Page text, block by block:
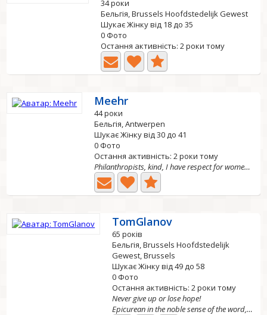
34 роки
Бельгія, Brussels Hoofdstedelijk Gewest
Шукає Жінку від 18 до 35
0 Фото
Остання активність: 2 роки тому
Meehr
44 роки
Бельгія, Antwerpen
Шукає Жінку від 30 до 41
0 Фото
Остання активність: 2 роки тому
Philanthropists, kind, I have respect for women's rights....
TomGlanov
65 років
Бельгія, Brussels Hoofdstedelijk
Gewest, Brussels
Шукає Жінку від 49 до 58
0 Фото
Остання активність: 2 роки тому
Never give up or lose hope!
Epicurean in the noble sense of the word, sense of humor,...